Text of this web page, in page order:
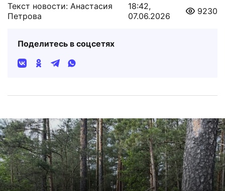
Текст новости: Анастасия
Петрова
18:42,
07.06.2026
9230
Поделитесь в соцсетях